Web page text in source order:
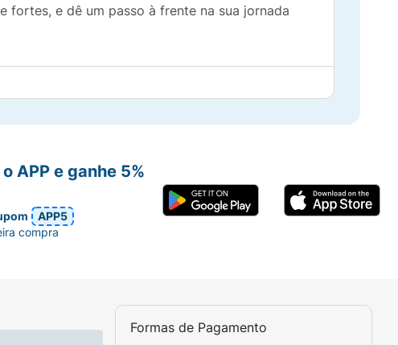
fortes, e dê um passo à frente na sua jornada
Formas de Pagamento
APP e ganhe 5%
APP5
compra